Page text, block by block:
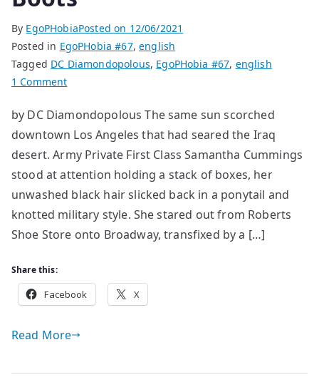
By EgoPHobiaPosted on 12/06/2021
Posted in EgoPHobia #67,english
Tagged DC Diamondopolous, EgoPHobia #67, english
1 Commenton
by DC Diamondopolous The same sun scorched
downtown Los Angeles that had seared the Iraq
desert. Army Private First Class Samantha Cummings
stood at attention holding a stack of boxes, her
unwashed black hair slicked back in a ponytail and
knotted military style. She stared out from Roberts
Shoe Store onto Broadway, transfixed by a […]
Share this:
Facebook X
Read More